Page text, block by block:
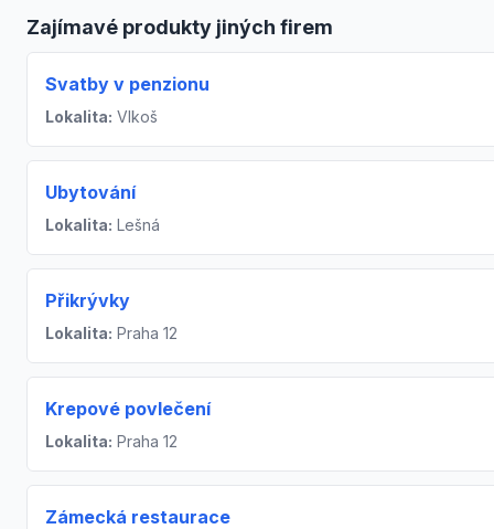
Zajímavé produkty jiných firem
Svatby v penzionu
Lokalita: Vlkoš
Ubytování
Lokalita: Lešná
Přikrývky
Lokalita: Praha 12
Krepové povlečení
Lokalita: Praha 12
Zámecká restaurace